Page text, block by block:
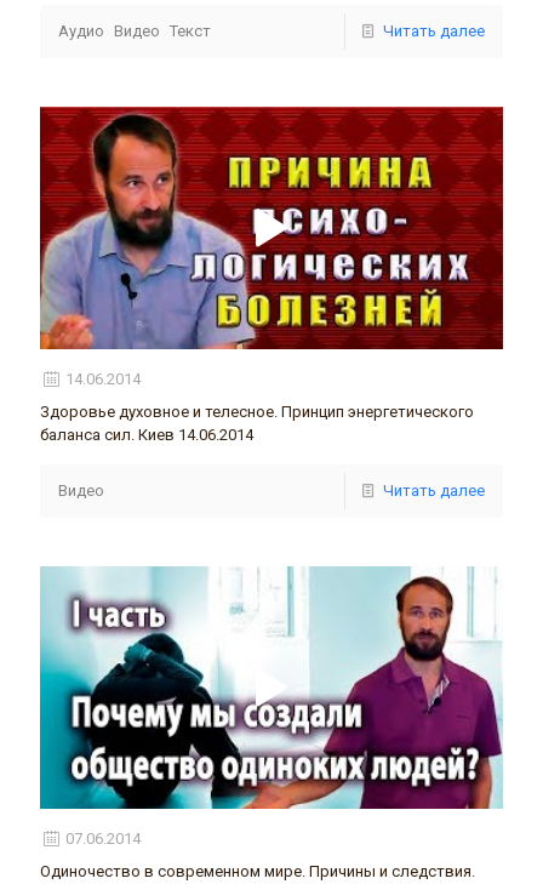
Аудио Видео Текст Читать далее
14.06.2014
Здоровье духовное и телесное. Принцип энергетического
баланса сил. Киев 14.06.2014
Видео Читать далее
07.06.2014
Одиночество в современном мире. Причины и следствия.